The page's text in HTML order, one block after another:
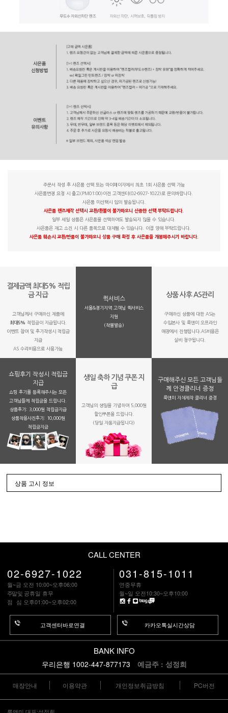
주문서 작성 후 사은품 선택 또는 마이페이지에서 최초 1회 사은품 선택 가능
사은품변경 요청 시 출고(PM01:00)이전 고객센터(02-6927-1022)로 문의바랍니다.
사은품 미선택시 임의 발송됩니다.
사은품 렌즈제작 선택시 교환/환불이 불가하오니 신중한 선택 부탁드립니다.
일부 세일 상품은 사은품을 선택하여도 발송되지 않을 수 있습니다.
사은품은 재고 소진 시 다른 품목으로 대체될 수 있습니다. 이점 양해 부탁드립니다.
사은품 훼손시 교환/반품이 불가하오니 상품 구매 확정 후 사은품을 개봉해주시기 바랍니다.
결제금액 최대5% 적립
금 지급
고객님께서 구매하신 제품에
최대5% 적립금이 지급됩니다.
이벤트 참여 및 후기작성시 적립금
지급
AS 수리비용으로 사용가능
퀵서비스
서울&경기지역 고객님 퀵서비스
지원
(착불발송)
상품 사후 AS관리
구매하신 상품에 대한 AS는
수입본사 및 룩앤미 오프라인
매장에서 진행됩니다.AS비용은
실비 청구됩니다.
쇼핑후기 작성시 적립금
지급
쇼핑 후기를 등록해주시는 모든
고객님들께 적립금을 드립니다.
상품후기: 3,000원 적립금지급
상품착용사진후기: 10,000원
적립금지금
생일 축하 기념 쿠폰 지
급
고객님의 생일을 기념하여 5,000원
할인쿠폰을 드립니다.
(당일 자동지급됩니다)
구매해주신 모든 고객님들
께 안경클리너 증정
룩앤미 자체제작 클리너 증정
상품 고시 정보
CALL CENTER
02-6927-1022
월~금 오전 10:00~오후06:00
주말및 공휴일 휴무
점 심 오후01:00~오후02:00
고객센터바로연결
031-815-1011
연중무휴
월~일 오전10:30~오후10:00
카카오톡실시간상담
BANK INFO
우리은행 1002-447-877173 예금주 : 성정희
매장안내 이용약관 개인정보취급방침 PC버전